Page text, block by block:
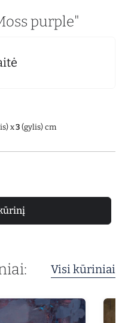
purple"
x3 (gylis) cm
Visi kūriniai